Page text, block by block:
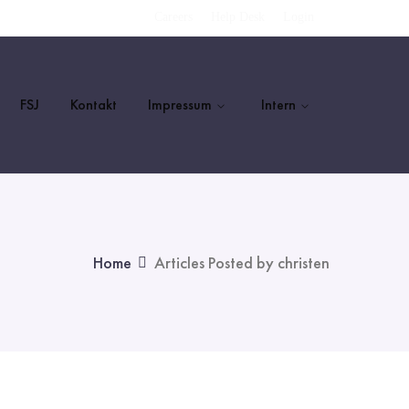
FSJ Kontakt Impressum Intern
Home Articles Posted by christen